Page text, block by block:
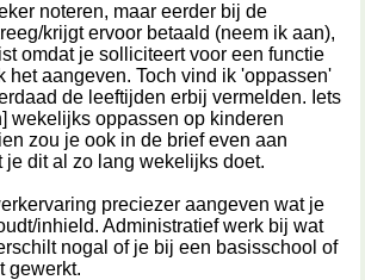
noteren, maar eerder bij de
krijgt ervoor betaald (neem ik aan),
omdat je solliciteert voor een functie
het aangeven. Toch vind ik 'oppassen'
de leeftijden erbij vermelden. Iets
wekelijks oppassen op kinderen
zou je ook in de brief even aan
je dit al zo lang wekelijks doet.
preciezer aangeven wat je
inhield. Administratief werk bij wat
nogal of je bij een basisschool of
gewerkt.